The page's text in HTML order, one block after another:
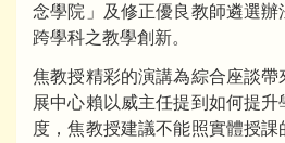
念學院」及修正優良教師遴選辦
跨學科之教學創新。
焦教授精彩的演講為綜合座談
展中心賴以威主任提到如何提
度，焦教授建議不能照實體授